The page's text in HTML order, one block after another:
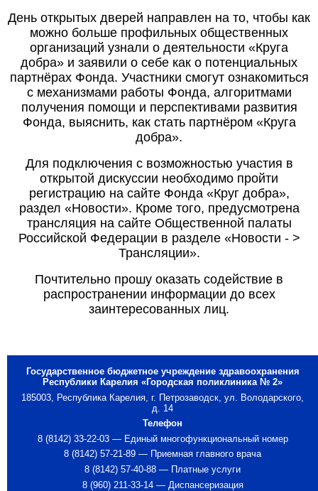
День открытых дверей направлен на то, чтобы как
можно больше профильных общественных
организаций узнали о деятельности «Круга
добра» и заявили о себе как о потенциальных
партнёрах Фонда. Участники смогут ознакомиться
с механизмами работы Фонда, алгоритмами
получения помощи и перспективами развития
Фонда, выяснить, как стать партнёром «Круга
добра».
Для подключения с возможностью участия в
открытой дискуссии необходимо пройти
регистрацию на сайте Фонда «Круг добра»,
раздел «Новости». Кроме того, предусмотрена
трансляция на сайте Общественной палаты
Российской Федерации в разделе «Новости - >
Трансляции».
Почтительно прошу оказать содействие в
распространении информации до всех
заинтересованных лиц.
Государственное бюджетное учреждение здравоохранения
Республики Карелия «Городская поликлиника № 2»
185003, Республика Карелия, г. Петрозаводск, ул. Володарского,
д. 14
Телефон
8 (8142) 33-22-03 — Единый многофункциональный номер
8 (8142) 57-21-89 — Приемная главного врача
8 (8142) 57-40-88 — Платные услуги
8 (960) 211-33-14 — Диспансеризация